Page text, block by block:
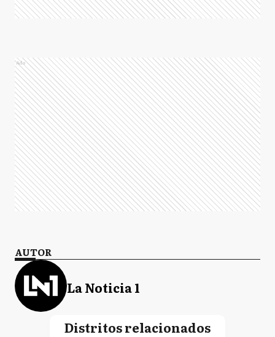
Ads
AUTOR
La Noticia 1
Distritos relacionados